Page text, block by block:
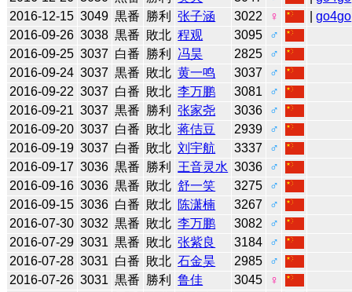
2016-12-15 3049 黒番 勝利 张子涵 3022 ♀ |go4go
2016-09-26 3038 黒番 敗北 程观 3095
♂
2016-09-25 3037 白番 勝利 冯昊 2825
♂
2016-09-24 3037 黒番 敗北 黄一鸣 3037
♂
2016-09-22 3037 白番 敗北 李万鹏 3081
♂
2016-09-21 3037 黒番 勝利 张家尧 3036
♂
2016-09-20 3037 白番 敗北 蒋佶豆 2939
♂
2016-09-19 3037 白番 敗北 刘宇航 3337
♂
2016-09-17 3036 黒番 勝利 王音灵水 3036
♂
2016-09-16 3036 黒番 敗北 舒一笑 3275
♂
2016-09-15 3036 白番 敗北 陈潇楠 3267
♂
2016-07-30 3032 黒番 敗北 李万鹏 3082
♂
2016-07-29 3031 黒番 敗北 张紫良 3184
♂
2016-07-28 3031 白番 敗北 石金昊 2985
♂
2016-07-26 3031 黒番 勝利 鲁佳 3045
♀